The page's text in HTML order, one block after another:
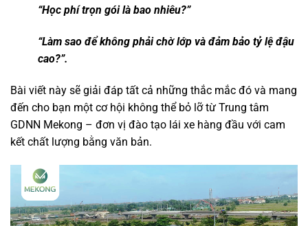
“Học phí trọn gói là bao nhiêu?”
“Làm sao để không phải chờ lớp và đảm bảo tỷ lệ đậu
cao?”.
Bài viết này sẽ giải đáp tất cả những thắc mắc đó và mang
đến cho bạn một cơ hội không thể bỏ lỡ từ Trung tâm
GDNN Mekong – đơn vị đào tạo lái xe hàng đầu với cam
kết chất lượng bằng văn bản.